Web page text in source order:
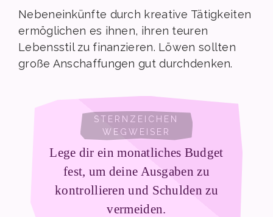
Nebeneinkünfte durch kreative Tätigkeiten
ermöglichen es ihnen, ihren teuren
Lebensstil zu finanzieren. Löwen sollten
große Anschaffungen gut durchdenken.
Lege dir ein monatliches Budget
fest, um deine Ausgaben zu
kontrollieren und Schulden zu
vermeiden.